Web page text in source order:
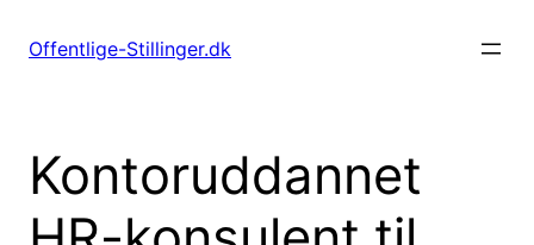
Offentlige-Stillinger.dk
Kontoruddannet